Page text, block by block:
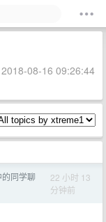
08-16 09:26:44
同学聊
22 小时 13
分钟前